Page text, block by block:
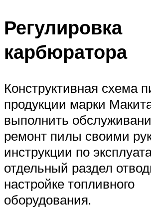
Регулировка
карбюратора
Конструктивная схема
продукции марки
выполнить
ремонт пилы своими
инструкции по
отдельный раздел
настройке топливного
оборудования.